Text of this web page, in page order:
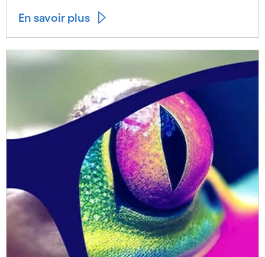
En savoir plus